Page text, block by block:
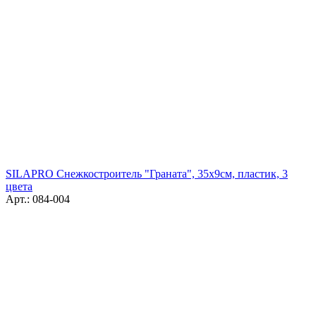
SILAPRO Снежкостроитель "Граната", 35х9см, пластик, 3
цвета
Арт.: 084-004